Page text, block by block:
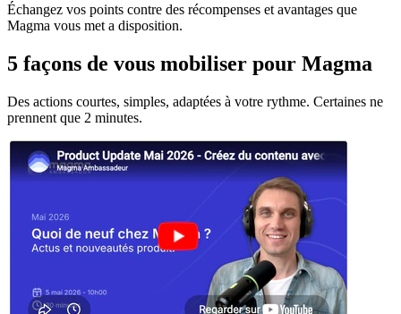
Échangez vos points contre des récompenses et avantages que
Magma vous met a disposition.
5 façons de vous mobiliser pour Magma
Des actions courtes, simples, adaptées à votre rythme. Certaines ne
prennent que 2 minutes.